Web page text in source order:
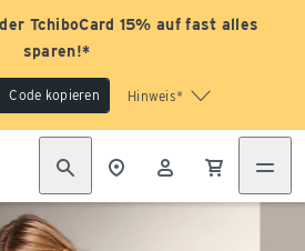
TchiboCard 15% auf fast alles
sparen!*
Code kopieren Hinweis*